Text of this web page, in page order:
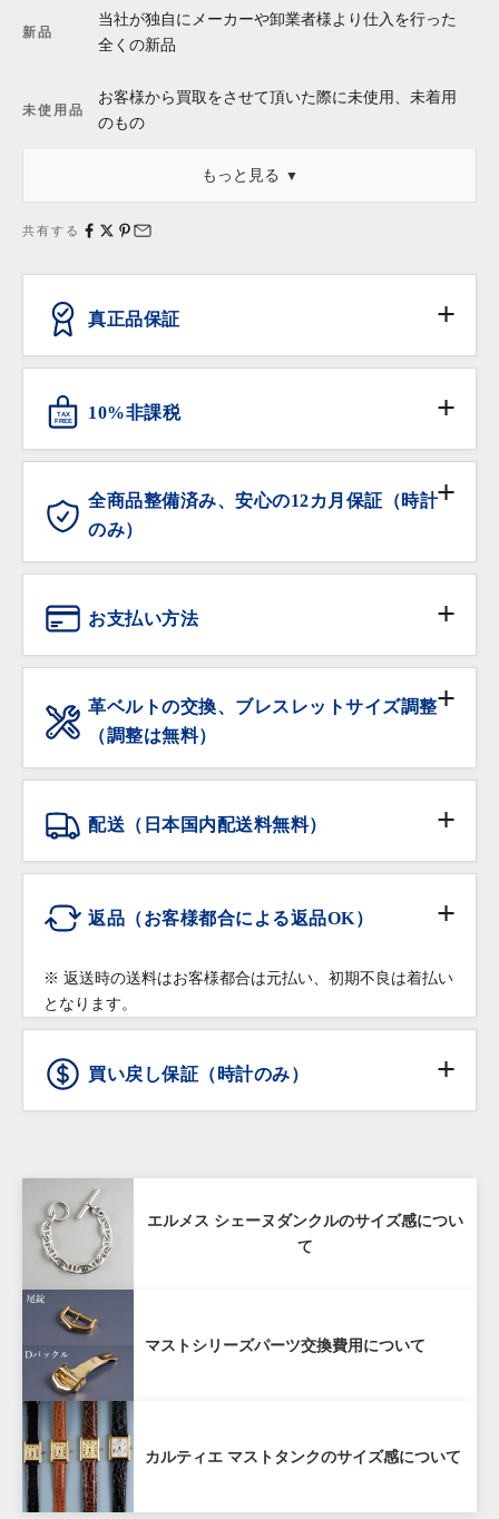
新品
当社が独自にメーカーや卸業者様より仕入を行った
全くの新品
未使用品
お客様から買取をさせて頂いた際に未使用、未着用
のもの
・「新品同様」等の記述は商品本体についてのものであり、これ
状態は含みません。
もっと見る
共有する
真正品保証
ANTIQURIOUSでは、消費者の皆様が安心してお買い
物いただけるよう、日本流通自主管理協会（略称
AACD）に加盟し、不正商品の流通防止と排除の活動
に努めています。
TAX
FREE 10%非課税
対象となる海外からの旅行者の方は免税サービスをご
利用いただけます。
全商品整備済み、安心の12カ月保証（時計
のみ）
ANTIQURIOUSでは、大切なお時計を末長くご愛用い
ただけるよう、販売前の全てのお時計にオーバーホー
ル（分解洗浄及び精度調整、クォーツ時計は電池交換
を含む）を施してから販売しております。
※ 過去3年以内にオーバーホールされた個体は除きま
す。
保証期間内の自然故障は無料で修理・調整をいたしま
理対応となりますので予めご了承ください。
修理・調整をご希望の場合は保証書をご提示の上、お
革ベルトなどの消耗品、ガラス・ケースなどの汚れ、
傷などの外観上の変化につきましては保証の対象外と
お支払い方法
クレジットカード
用いただけます
※ ショッピングローンのお申込みは店頭でのみご利用
頂けます。オンラインショッピングではご利用頂けま
せんので予めご了承下さい。
ショッピングローンは10回までは無金利となります。
革ベルトの交換、ブレスレットサイズ調整
（調整は無料）
サイズ調整をご希望の場合は、ご注文時に「サイズ調
整希望」の旨をご記入下さい。無料にてご希望のサイ
ズに調整いたします。
在庫がある品物は即日お渡し可能です。
※ コマを付け足す場合は、有料になることもございま
すのでご相談下さい。
配送（日本国内配送料無料）
配送会社:ヤマト運輸・佐川急便
佐川急便の受取人確認サポートでの配送となりま
す。
返品（お客様都合による返品OK）
返品条件
通信販売で購入した商品であること
商品お受け取り後、到着翌日までにご連絡をいた
商品からタグが外されておらず未使用であること
配送先が日本国内であること
お客様の責による傷や破損がないこと
※ 返送時の送料はお客様都合は元払い、初期不良は着払い
となります。
買い戻し保証（時計のみ）
80%
購入価格の80%（税抜き）で1年間買い戻し
購入商品のお買取額を一定期間保証する「買戻し保
証」サービスをご提供しております。
当店で購入された時計を再度当店にお売りいただく場
合、ご購入から１年以内であれば購入価格の80%（税
抜き）で買い戻しいたします。
ANTIQURIOUS銀座店及び弊社オンラインサイトのど
エルメス シェーヌダンクルのサイズ感につい
て
マストシリーズパーツ交換費用について
カルティエ マストタンクのサイズ感について